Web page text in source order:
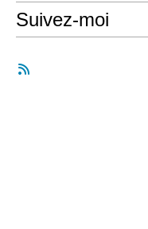
Suivez-moi